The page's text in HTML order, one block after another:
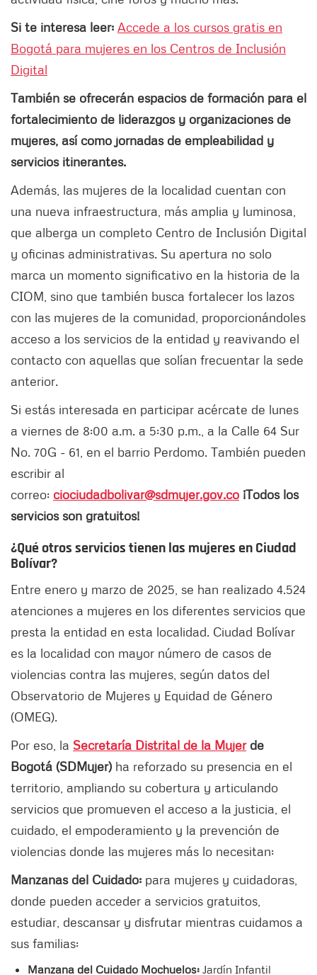
Si te interesa leer: Accede a los cursos gratis en
Bogotá para mujeres en los Centros de Inclusión
Digital
También se ofrecerán espacios de formación para el
fortalecimiento de liderazgos y organizaciones de
mujeres, así como jornadas de empleabilidad y
servicios itinerantes.
Además, las mujeres de la localidad cuentan con
una nueva infraestructura, más amplia y luminosa,
que alberga un completo Centro de Inclusión Digital
y oficinas administrativas. Su apertura no solo
marca un momento significativo en la historia de la
CIOM, sino que también busca fortalecer los lazos
con las mujeres de la comunidad, proporcionándoles
acceso a los servicios de la entidad y reavivando el
contacto con aquellas que solían frecuentar la sede
anterior.
Si estás interesada en participar acércate de lunes
a viernes de 8:00 a.m. a 5:30 p.m., a la Calle 64 Sur
No. 70G - 61, en el barrio Perdomo. También pueden
escribir al
correo: ciociudadbolivar@sdmujer.gov.co ¡Todos los
servicios son gratuitos!
¿Qué otros servicios tienen las mujeres en Ciudad
Bolívar?
Entre enero y marzo de 2025, se han realizado 4.524
atenciones a mujeres en los diferentes servicios que
presta la entidad en esta localidad. Ciudad Bolívar
es la localidad con mayor número de casos de
violencias contra las mujeres, según datos del
Observatorio de Mujeres y Equidad de Género
(OMEG).
Por eso, la Secretaría Distrital de la Mujerde
Bogotá (SDMujer) ha reforzado su presencia en el
territorio, ampliando su cobertura y articulando
servicios que promueven el acceso a la justicia, el
cuidado, el empoderamiento y la prevención de
violencias donde las mujeres más lo necesitan:
Manzanas del Cuidado: para mujeres y cuidadoras,
donde pueden acceder a servicios gratuitos,
estudiar, descansar y disfrutar mientras cuidamos a
sus familias:
Manzana del Cuidado Mochuelos: Jardín Infantil